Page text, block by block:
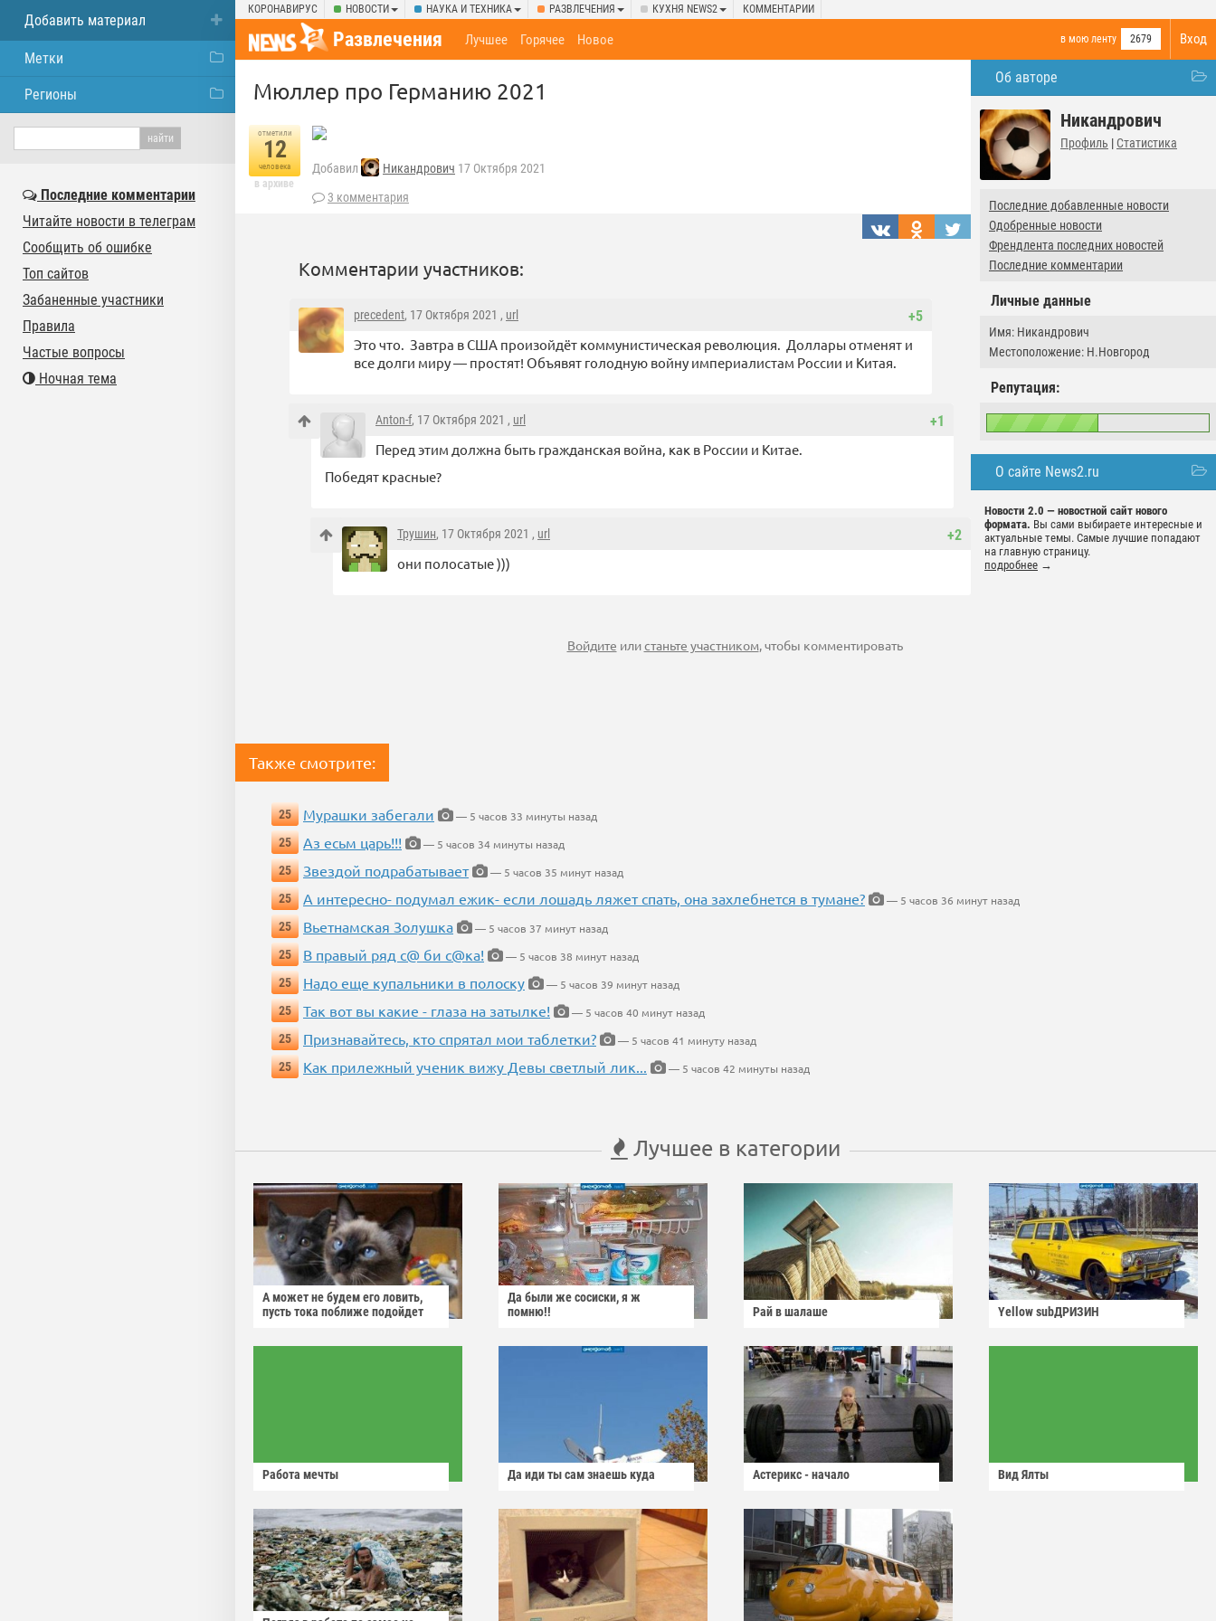
КОРОНАВИРУС НОВОСТИ НАУКА И ТЕХНИКА РАЗВЛЕЧЕНИЯ КУХНЯ NEWS2 КОММЕНТАРИИ
Вход
Развлечения в мою ленту 2679
Лучшее Горячее Новое
Об авторе
Никандрович
Профиль | Статистика
Последние добавленные новости
Одобренные новости
Френдлента последних новостей
Последние комментарии
Личные данные
Имя: Никандрович
Местоположение: Н.Новгород
Репутация:
О сайте News2.ru
Новости 2.0 — новостной сайт нового
формата. Вы сами выбираете интересные и
актуальные темы. Самые лучшие попадают
на главную страницу.
подробнее →
Мюллер про Германию 2021
отметили
12
человека
в архиве
Добавил Никандрович 17 Октября 2021
3 комментария
Комментарии участников:
+5
precedent, 17 Октября 2021 , url
Это что. Завтра в США произойдёт коммунистическая революция. Доллары отменят и
все долги миру — простят! Объявят голодную войну империалистам России и Китая.
+1
Anton-f, 17 Октября 2021 , url
Перед этим должна быть гражданская война, как в России и Китае.
Победят красные?
+2
Трушин, 17 Октября 2021 , url
они полосатые )))
Войдите илистаньте участником, чтобы комментировать
Также смотрите:
25 Мурашки забегали
— 5 часов 33 минуты назад
25
Аз есьм царь!!!
— 5 часов 34 минуты назад
25
Звездой подрабатывает
— 5 часов 35 минут назад
25
А интересно- подумал ежик- если лошадь ляжет спать, она захлебнется в тумане?
— 5 часов 36 минут назад
25
Вьетнамская Золушка
— 5 часов 37 минут назад
25
В правый ряд с@ би с@ка!
— 5 часов 38 минут назад
25
Надо еще купальники в полоску
— 5 часов 39 минут назад
25
Так вот вы какие - глаза на затылке!
— 5 часов 40 минут назад
25
Признавайтесь, кто спрятал мои таблетки?
— 5 часов 41 минуту назад
25
Как прилежный ученик вижу Девы светлый лик... — 5 часов 42 минуты назад
Лучшее в категории
А может не будем его ловить,
пусть тока поближе подойдет
Да были же сосиски, я ж
помню!!
Рай в шалаше Yellow subДРИЗИН
Работа мечты Да иди ты сам знаешь куда Астерикс - начало Вид Ялты
Добавить материал
Метки
Регионы
Последние комментарии
Читайте новости в телеграм
Сообщить об ошибке
Топ сайтов
Забаненные участники
Правила
Частые вопросы
Ночная тема